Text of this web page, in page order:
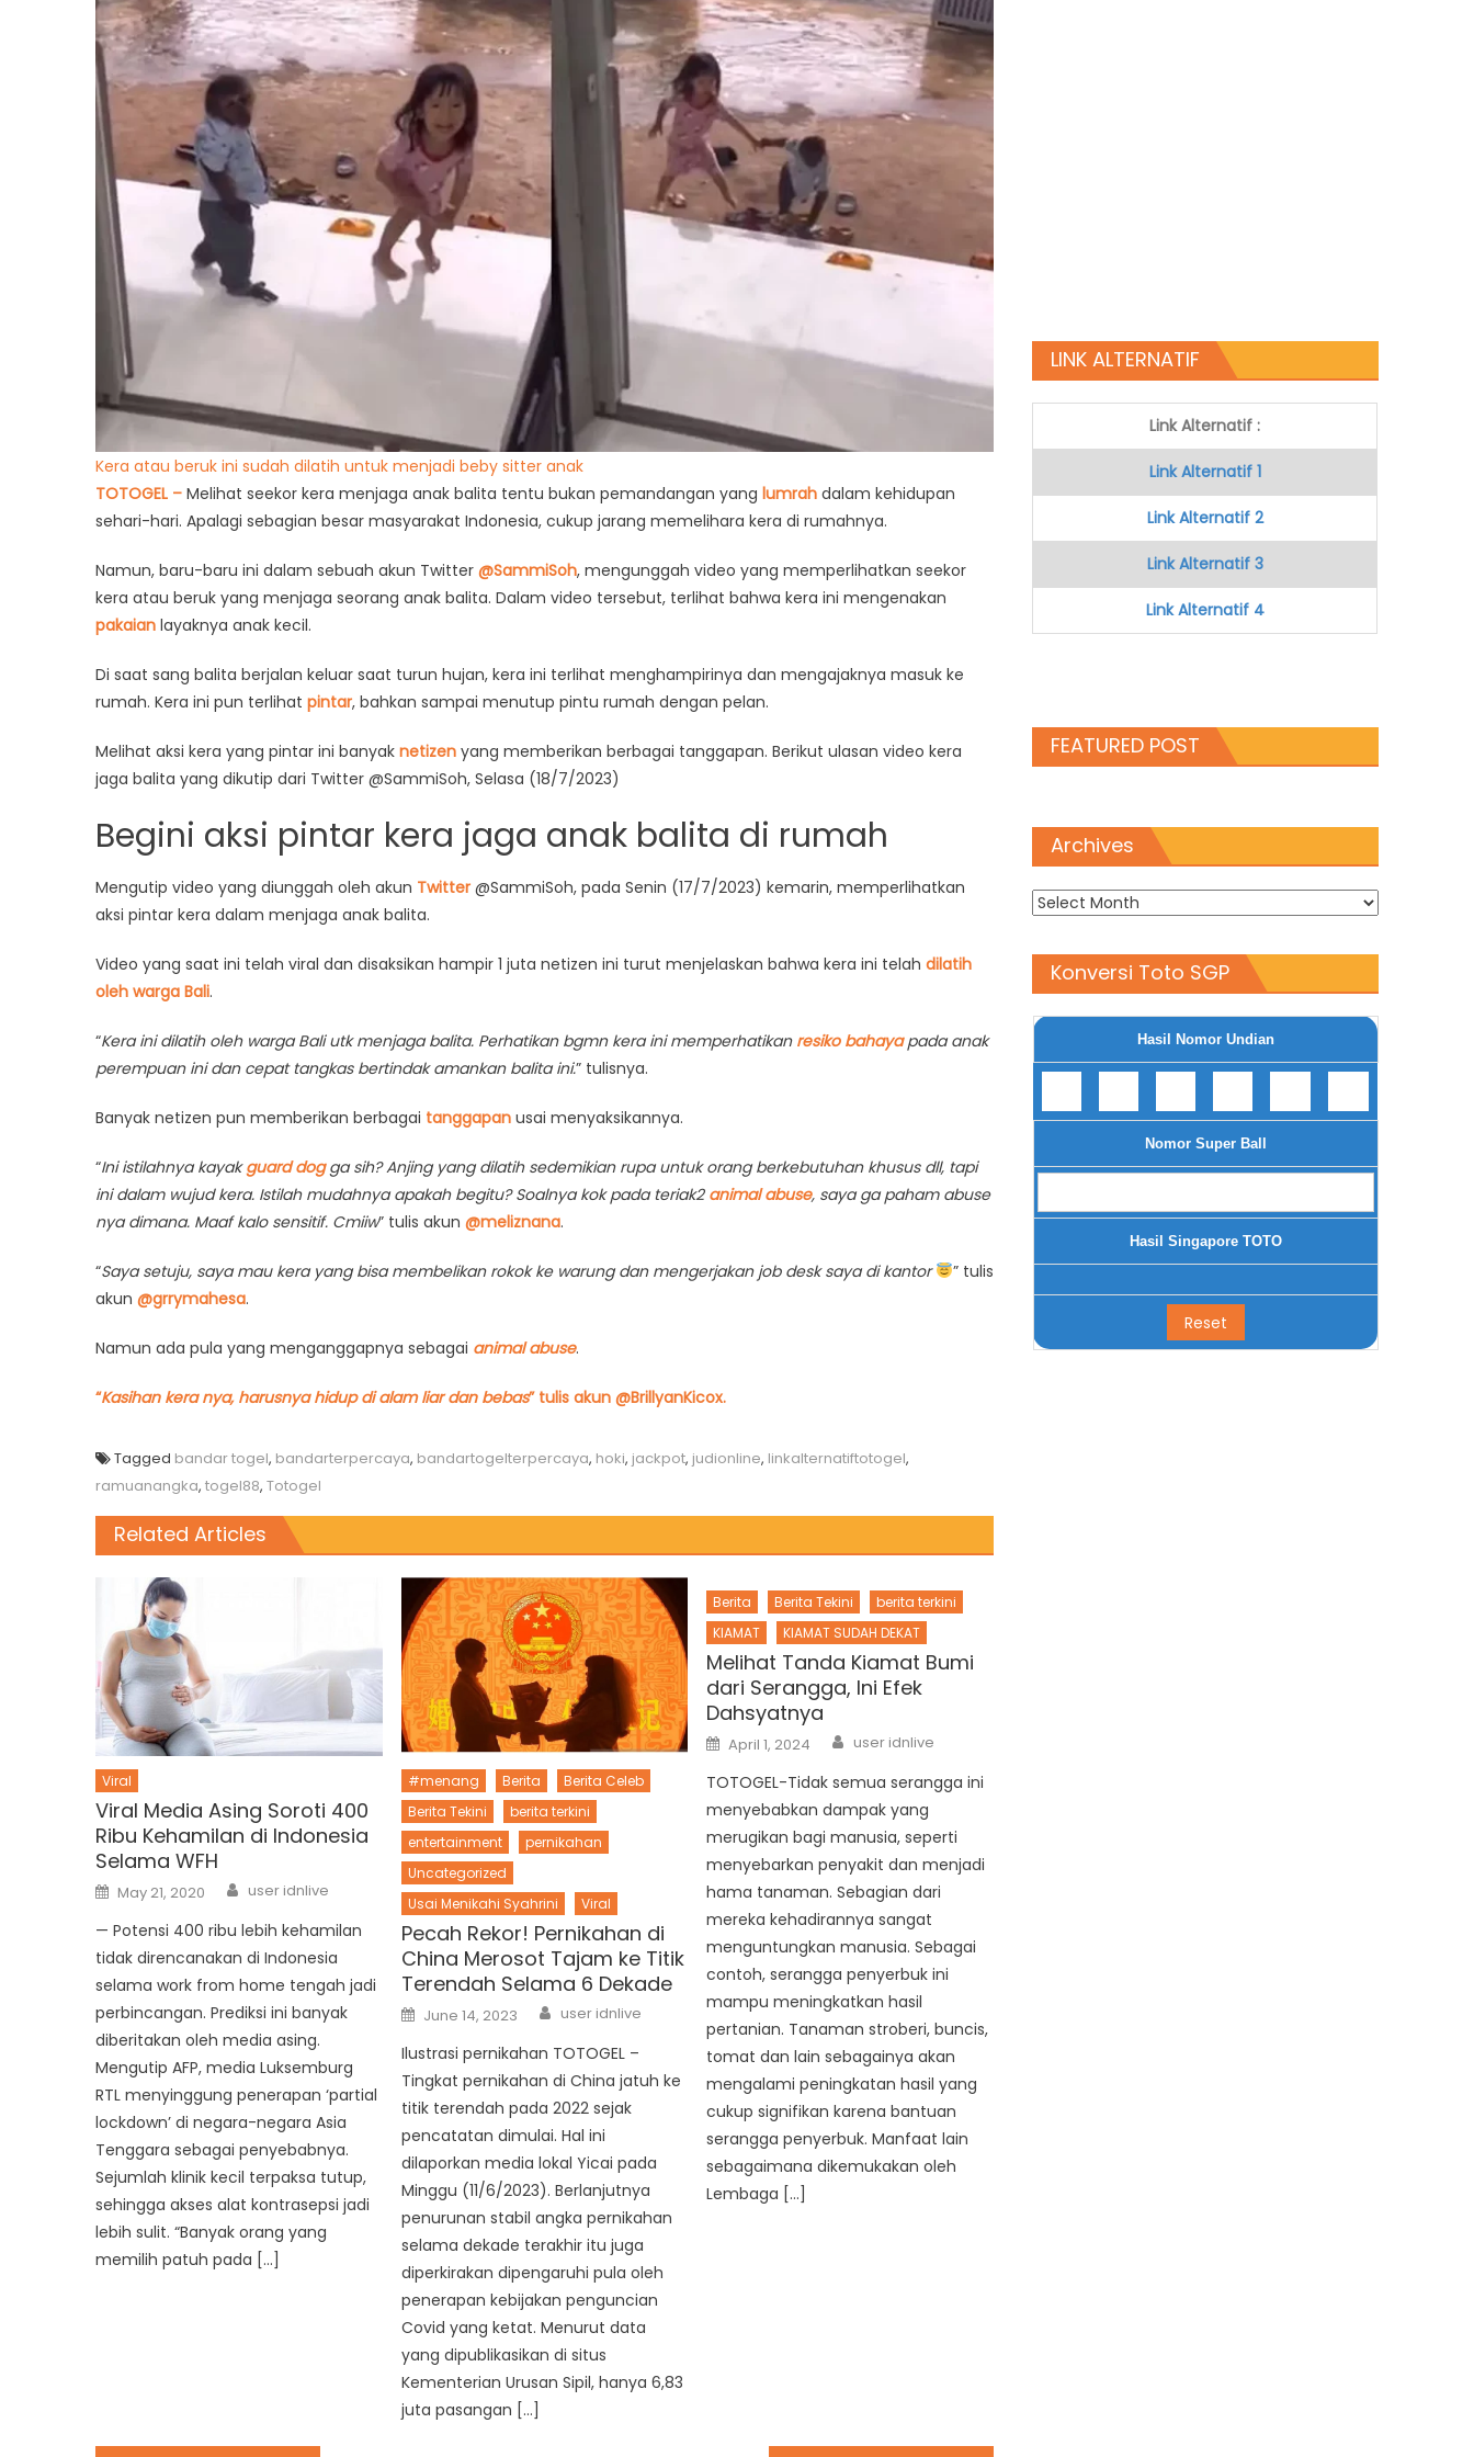
Kera atau beruk ini sudah dilatih untuk menjadi beby sitter anak
TOTOGEL – Melihat seekor kera menjaga anak balita tentu bukan pemandangan yang lumrah dalam kehidupan
sehari-hari. Apalagi sebagian besar masyarakat Indonesia, cukup jarang memelihara kera di rumahnya.
Namun, baru-baru ini dalam sebuah akun Twitter @SammiSoh, mengunggah video yang memperlihatkan seekor
kera atau beruk yang menjaga seorang anak balita. Dalam video tersebut, terlihat bahwa kera ini mengenakan
pakaian layaknya anak kecil.
Di saat sang balita berjalan keluar saat turun hujan, kera ini terlihat menghampirinya dan mengajaknya masuk ke
rumah. Kera ini pun terlihat pintar, bahkan sampai menutup pintu rumah dengan pelan.
Melihat aksi kera yang pintar ini banyak netizen yang memberikan berbagai tanggapan. Berikut ulasan video kera
jaga balita yang dikutip dari Twitter @SammiSoh, Selasa (18/7/2023)
Begini aksi pintar kera jaga anak balita di rumah
Mengutip video yang diunggah oleh akun Twitter @SammiSoh, pada Senin (17/7/2023) kemarin, memperlihatkan
aksi pintar kera dalam menjaga anak balita.
Video yang saat ini telah viral dan disaksikan hampir 1 juta netizen ini turut menjelaskan bahwa kera ini telah dilatih
oleh warga Bali.
“Kera ini dilatih oleh warga Bali utk menjaga balita. Perhatikan bgmn kera ini memperhatikan resiko bahayapada anak
perempuan ini dan cepat tangkas bertindak amankan balita ini.” tulisnya.
Banyak netizen pun memberikan berbagai tanggapan usai menyaksikannya.
“Ini istilahnya kayakguard dogga sih? Anjing yang dilatih sedemikian rupa untuk orang berkebutuhan khusus dll, tapi
ini dalam wujud kera. Istilah mudahnya apakah begitu? Soalnya kok pada teriak2 animal abuse, saya ga paham abuse
nya dimana. Maaf kalo sensitif. Cmiiw” tulis akun @meliznana.
“Saya setuju, saya mau kera yang bisa membelikan rokok ke warung dan mengerjakan job desk saya di kantor
” tulis
akun @grrymahesa.
Namun ada pula yang menganggapnya sebagai animal abuse.
“Kasihan kera nya, harusnya hidup di alam liar dan bebas” tulis akun @BrillyanKicox.
Tagged bandar togel, bandarterpercaya, bandartogelterpercaya, hoki, jackpot, judionline, linkalternatiftotogel,
ramuanangka, togel88, Totogel
Related Articles
Viral
Viral Media Asing Soroti 400
Ribu Kehamilan di Indonesia
Selama WFH
Posted
on
May 21, 2020 Author
user idnlive
— Potensi 400 ribu lebih kehamilan
tidak direncanakan di Indonesia
selama work from home tengah jadi
perbincangan. Prediksi ini banyak
diberitakan oleh media asing.
Mengutip AFP, media Luksemburg
RTL menyinggung penerapan ‘partial
lockdown’ di negara-negara Asia
Tenggara sebagai penyebabnya.
Sejumlah klinik kecil terpaksa tutup,
sehingga akses alat kontrasepsi jadi
lebih sulit. “Banyak orang yang
memilih patuh pada […]
#menang Berita
Berita Celeb
Berita Tekini
berita terkini
entertainment
pernikahan
Uncategorized
Usai Menikahi Syahrini
Viral
Pecah Rekor! Pernikahan di
China Merosot Tajam ke Titik
Terendah Selama 6 Dekade
Posted
on
June 14, 2023 Author
user idnlive
Ilustrasi pernikahan TOTOGEL –
Tingkat pernikahan di China jatuh ke
titik terendah pada 2022 sejak
pencatatan dimulai. Hal ini
dilaporkan media lokal Yicai pada
Minggu (11/6/2023). Berlanjutnya
penurunan stabil angka pernikahan
selama dekade terakhir itu juga
diperkirakan dipengaruhi pula oleh
penerapan kebijakan penguncian
Covid yang ketat. Menurut data
yang dipublikasikan di situs
Kementerian Urusan Sipil, hanya 6,83
juta pasangan […]
Berita Berita Tekini
berita terkini
KIAMAT
KIAMAT SUDAH DEKAT
Melihat Tanda Kiamat Bumi
dari Serangga, Ini Efek
Dahsyatnya
Posted
on
April 1, 2024 Author
user idnlive
TOTOGEL-Tidak semua serangga ini
menyebabkan dampak yang
merugikan bagi manusia, seperti
menyebarkan penyakit dan menjadi
hama tanaman. Sebagian dari
mereka kehadirannya sangat
menguntungkan manusia. Sebagai
contoh, serangga penyerbuk ini
mampu meningkatkan hasil
pertanian. Tanaman stroberi, buncis,
tomat dan lain sebagainya akan
mengalami peningkatan hasil yang
cukup signifikan karena bantuan
serangga penyerbuk. Manfaat lain
sebagaimana dikemukakan oleh
Lembaga […]
LINK ALTERNATIF
Link Alternatif :
Link Alternatif 1
Link Alternatif 2
Link Alternatif 3
Link Alternatif 4
FEATURED POST
Archives
Archives
Konversi Toto SGP
Hasil Nomor Undian
Nomor Super Ball
Hasil Singapore TOTO